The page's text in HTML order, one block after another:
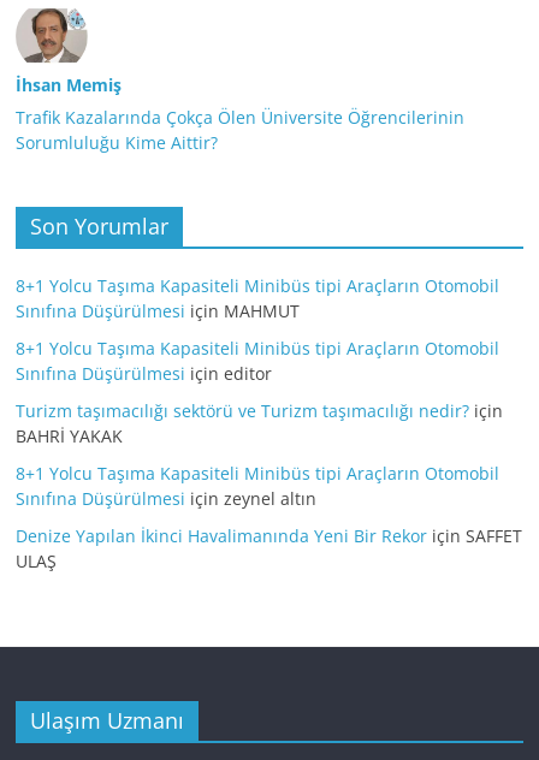
İhsan Memiş
Trafik Kazalarında Çokça Ölen Üniversite Öğrencilerinin
Sorumluluğu Kime Aittir?
Son Yorumlar
8+1 Yolcu Taşıma Kapasiteli Minibüs tipi Araçların Otomobil
Sınıfına Düşürülmesi için MAHMUT
8+1 Yolcu Taşıma Kapasiteli Minibüs tipi Araçların Otomobil
Sınıfına Düşürülmesi içineditor
Turizm taşımacılığı sektörü ve Turizm taşımacılığı nedir? için
BAHRİ YAKAK
8+1 Yolcu Taşıma Kapasiteli Minibüs tipi Araçların Otomobil
Sınıfına Düşürülmesi içinzeynel altın
Denize Yapılan İkinci Havalimanında Yeni Bir Rekor içinSAFFET
ULAŞ
Ulaşım Uzmanı